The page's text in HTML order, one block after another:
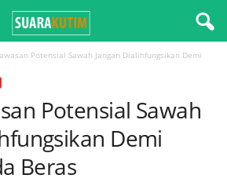
Potensial Sawah Jangan Dialihfungsikan Demi
Potensial Sawah
Demi
Beras